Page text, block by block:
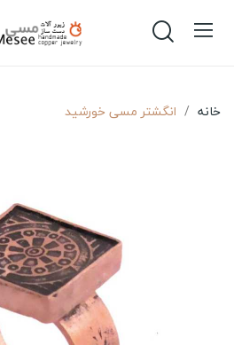
خانه انگشتر مسی خورشید